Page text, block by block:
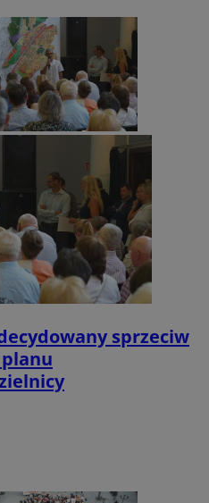
sprzeciw